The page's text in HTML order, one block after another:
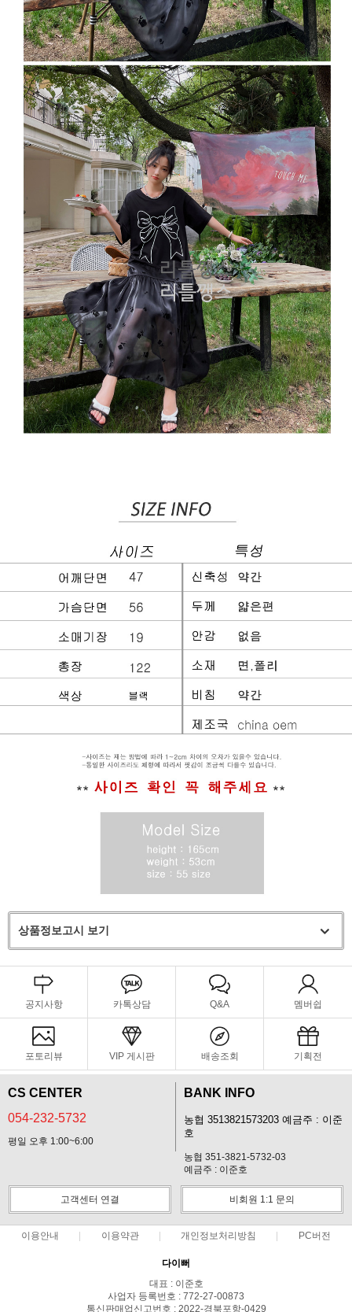
상품정보고시 보기
공지사항 카톡상담 Q&A 멤버쉽
포토리뷰 VIP 게시판 배송조회 기획전
CS CENTER
054-232-5732
평일 오후 1:00~6:00
BANK INFO
농협 3513821573203 예금주 : 이준
호
농협 351-3821-5732-03
예금주 : 이준호
고객센터 연결 비회원 1:1 문의
이용안내 이용약관 개인정보처리방침 PC버전
다이뻐
대표 : 이준호
사업자 등록번호 : 772-27-00873
통신판매업신고번호 : 2022-경북포항-0429